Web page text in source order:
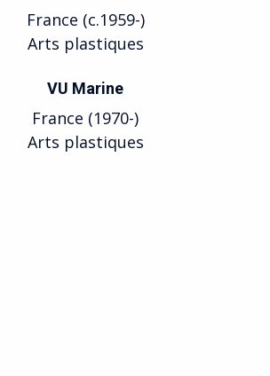
France (c.1959-)
Arts plastiques
VU Marine
France (1970-)
Arts plastiques